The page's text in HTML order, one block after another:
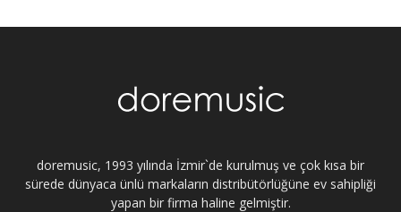
doremusic, 1993 yılında İzmir`de kurulmuş ve çok kısa bir
sürede dünyaca ünlü markaların distribütörlüğüne ev sahipliği
yapan bir firma haline gelmiştir.